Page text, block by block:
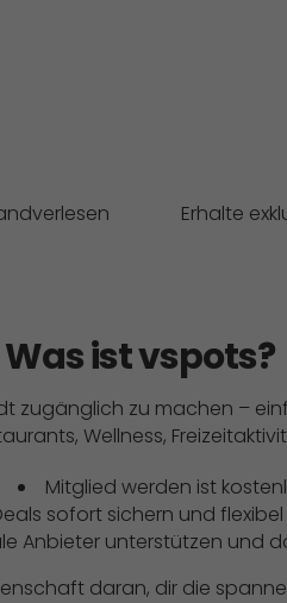
Erhalte
Was ist vspots?
zugänglich zu machen –
Wellness,
Mitglied werden ist
sofort sichern und
Anbieter unterstützen und
daran, dir die